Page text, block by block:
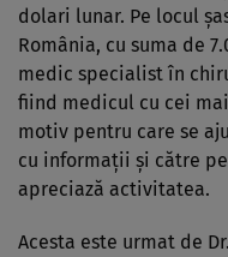
dolari lunar. Pe locul
România, cu suma de
medic specialist în
fiind medicul cu cei
motiv pentru care se
cu informaţii şi către
apreciază activitatea.
Acesta este urmat de